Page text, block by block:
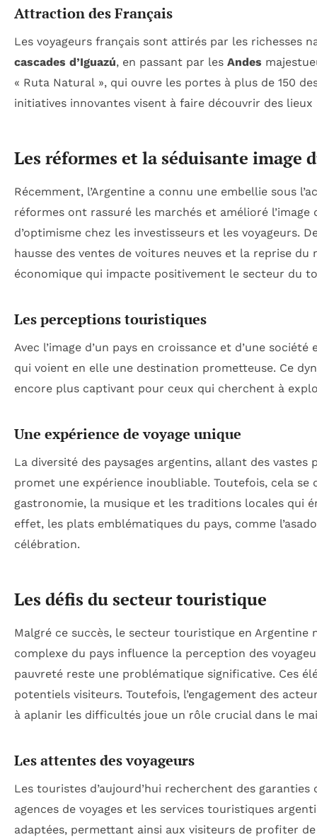
Attraction des Français
Les voyageurs français sont attirés par les richesses
cascades d’Iguazú, en passant par les Andes
« Ruta Natural », qui ouvre les portes à plus de 150
initiatives innovantes visent à faire découvrir des
Les réformes et la séduisante image
Récemment, l’Argentine a connu une embellie sous
réformes ont rassuré les marchés et amélioré
d’optimisme chez les investisseurs et les voyageurs.
hausse des ventes de voitures neuves et la reprise
économique qui impacte positivement le secteur du
Les perceptions touristiques
Avec l’image d’un pays en croissance et d’une
qui voient en elle une destination prometteuse. Ce
encore plus captivant pour ceux qui cherchent à
Une expérience de voyage unique
La diversité des paysages argentins, allant des vastes
promet une expérience inoubliable. Toutefois, cela
gastronomie, la musique et les traditions locales qui
effet, les plats emblématiques du pays, comme
célébration.
Les défis du secteur touristique
Malgré ce succès, le secteur touristique en Argentine
complexe du pays influence la perception des
pauvreté reste une problématique significative. Ces
potentiels visiteurs. Toutefois, l’engagement des
à aplanir les difficultés joue un rôle crucial dans le
Les attentes des voyageurs
Les touristes d’aujourd’hui recherchent des
agences de voyages et les services touristiques
adaptées, permettant ainsi aux visiteurs de profiter